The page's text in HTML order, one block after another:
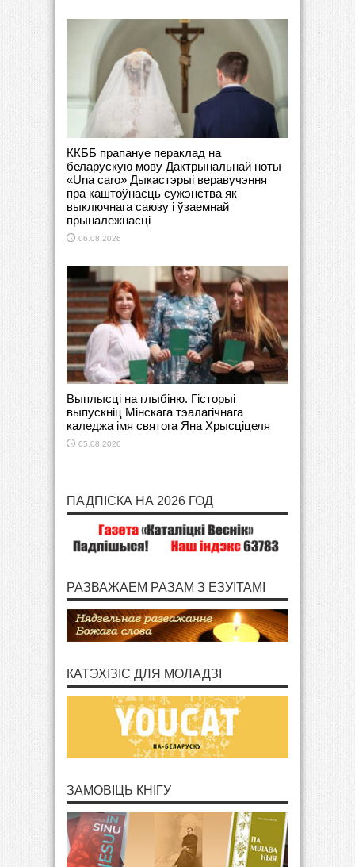
ККББ прапануе пераклад на
беларускую мову Дактрынальнай ноты
«Una caro» Дыкастэрыі веравучэння
пра каштоўнасць сужэнства як
выключнага саюзу і ўзаемнай
прыналежнасці
06.08.2026
Выплысці на глыбіню. Гісторыі
выпускніц Мінскага тэалагічнага
каледжа імя святога Яна Хрысціцеля
05.08.2026
ПАДПІСКА НА 2026 ГОД
РАЗВАЖАЕМ РАЗАМ З ЕЗУІТАМІ
КАТЭХІЗІС ДЛЯ МОЛАДЗІ
ЗАМОВІЦЬ КНІГУ